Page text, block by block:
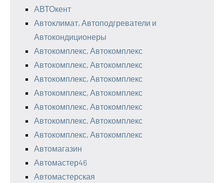
АВТОкент
Автоклимат, Автоподгреватели и
Автокондиционеры
Автокомплекс, Автокомплекс
Автокомплекс, Автокомплекс
Автокомплекс, Автокомплекс
Автокомплекс, Автокомплекс
Автокомплекс, Автокомплекс
Автокомплекс, Автокомплекс
Автокомплекс, Автокомплекс
Автомагазин
Автомастер46
Автомастерская